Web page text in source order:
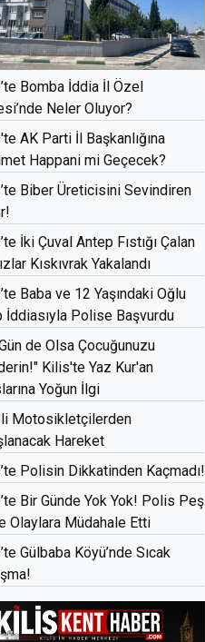
Bomba İddia İl Özel
Neler Oluyor?
AK Parti İl Başkanlığına
Happani mi Geçecek?
Biber Üreticisini Sevindiren
İki Çuval Antep Fıstığı Çalan
Kıskıvrak Yakalandı
Baba ve 12 Yaşındaki Oğlu
İddiasıyla Polise Başvurdu
de Olsa Çocuğunuzu
Kilis'te Yaz Kur'an
Yoğun İlgi
Motosikletçilerden
Hareket
Polisin Dikkatinden Kaçmadı!
Bir Günde Yok Yok! Polis Peş
Olaylara Müdahale Etti
Gülbaba Köyü’nde Sıcak